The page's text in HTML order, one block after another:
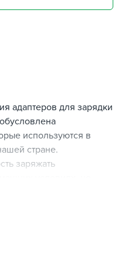
адаптеров для зарядки
используются в
стране.
заряжать
городских зарядных
в общественных